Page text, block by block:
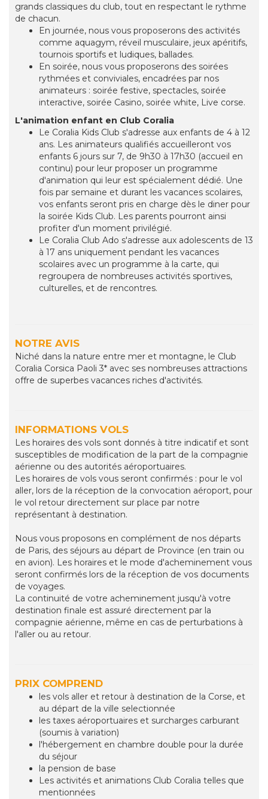
grands classiques du club, tout en respectant le rythme
de chacun.
En journée, nous vous proposerons des activités
comme aquagym, réveil musculaire, jeux apéritifs,
tournois sportifs et ludiques, ballades.
En soirée, nous vous proposerons des soirées
rythmées et conviviales, encadrées par nos
animateurs : soirée festive, spectacles, soirée
interactive, soirée Casino, soirée white, Live corse.
L'animation enfant en Club Coralia
Le Coralia Kids Club s'adresse aux enfants de 4 à 12
ans. Les animateurs qualifiés accueilleront vos
enfants 6 jours sur 7, de 9h30 à 17h30 (accueil en
continu) pour leur proposer un programme
d'animation qui leur est spécialement dédié. Une
fois par semaine et durant les vacances scolaires,
vos enfants seront pris en charge dès le diner pour
la soirée Kids Club. Les parents pourront ainsi
profiter d'un moment privilégié.
Le Coralia Club Ado s'adresse aux adolescents de 13
à 17 ans uniquement pendant les vacances
scolaires avec un programme à la carte, qui
regroupera de nombreuses activités sportives,
culturelles, et de rencontres.
NOTRE AVIS
Niché dans la nature entre mer et montagne, le Club
Coralia Corsica Paoli 3* avec ses nombreuses attractions
offre de superbes vacances riches d'activités.
INFORMATIONS VOLS
Les horaires des vols sont donnés à titre indicatif et sont
susceptibles de modification de la part de la compagnie
aérienne ou des autorités aéroportuaires.
Les horaires de vols vous seront confirmés : pour le vol
aller, lors de la réception de la convocation aéroport, pour
le vol retour directement sur place par notre
représentant à destination.
Nous vous proposons en complément de nos départs
de Paris, des séjours au départ de Province (en train ou
en avion). Les horaires et le mode d'acheminement vous
seront confirmés lors de la réception de vos documents
de voyages.
La continuité de votre acheminement jusqu'à votre
destination finale est assuré directement par la
compagnie aérienne, même en cas de perturbations à
l'aller ou au retour.
PRIX COMPREND
les vols aller et retour à destination de la Corse, et
au départ de la ville selectionnée
les taxes aéroportuaires et surcharges carburant
(soumis à variation)
l'hébergement en chambre double pour la durée
du séjour
la pension de base
Les activités et animations Club Coralia telles que
mentionnées